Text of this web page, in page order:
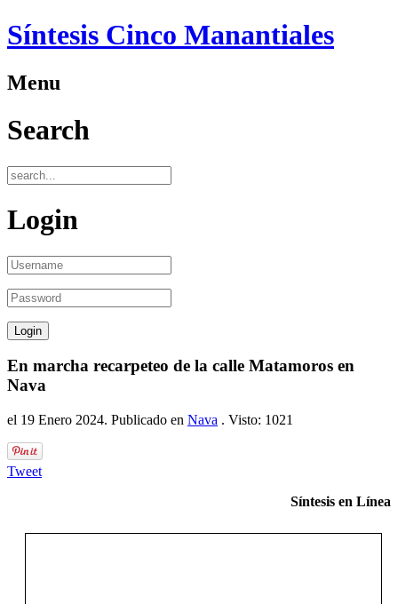
Síntesis Cinco Manantiales
Menu
Search
Login
En marcha recarpeteo de la calle Matamoros en
Nava
el 19 Enero 2024. Publicado en Nava . Visto: 1021
Tweet
Síntesis en Línea